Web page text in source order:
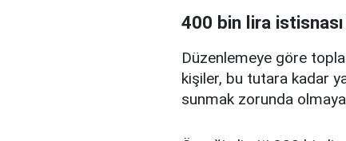
400 bin lira
Düzenlemeye göre
kişiler, bu tutara kadar
sunmak zorunda